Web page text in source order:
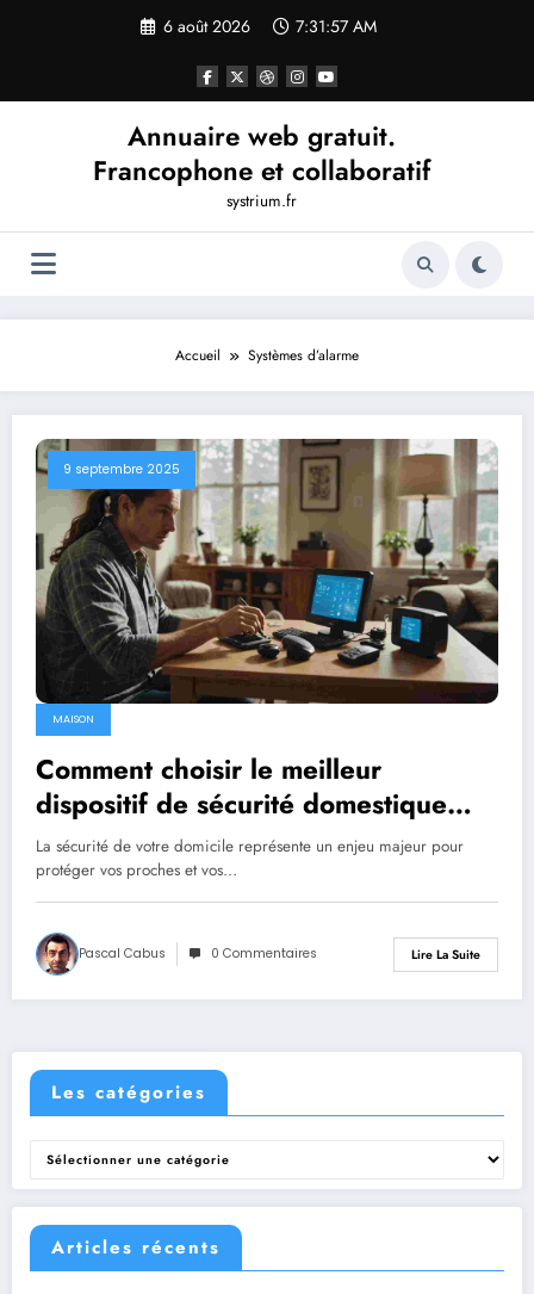
6 août 2026 7:31:57 AM
Annuaire web gratuit.
Francophone et collaboratif
systrium.fr
Accueil Systèmes d’alarme
9 septembre 2025
MAISON
Comment choisir le meilleur
dispositif de sécurité domestique
pour votre tranquillité ?
La sécurité de votre domicile représente un enjeu majeur pour
protéger vos proches et vos…
Pascal Cabus 0 Commentaires Lire La Suite
Les catégories
catégories
Articles récents